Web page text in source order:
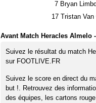
7Bryan
17Tristan Van
Avant Match Heracles Almelo
Suivez le résultat du match
sur FOOTLIVE.FR
Suivez le score en direct du
but !. Retrouvez des
des équipes, les cartons